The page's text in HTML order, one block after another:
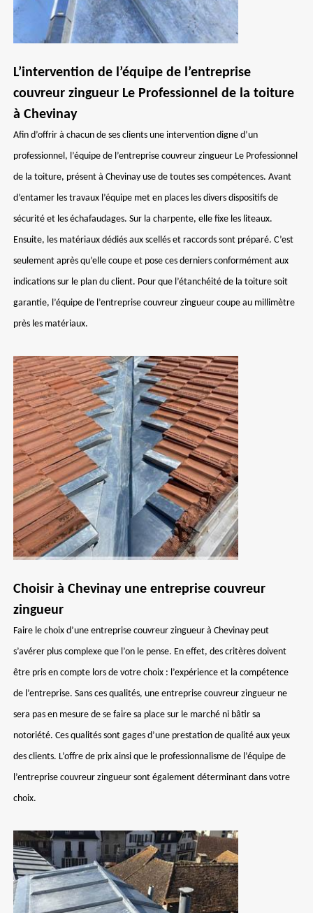
L’intervention de l’équipe de l’entreprise
couvreur zingueur Le Professionnel de la toiture
à Chevinay
Afin d’offrir à chacun de ses clients une intervention digne d’un
professionnel, l’équipe de l’entreprise couvreur zingueur Le Professionnel
de la toiture, présent à Chevinay use de toutes ses compétences. Avant
d’entamer les travaux l’équipe met en places les divers dispositifs de
sécurité et les échafaudages. Sur la charpente, elle fixe les liteaux.
Ensuite, les matériaux dédiés aux scellés et raccords sont préparé. C’est
seulement après qu’elle coupe et pose ces derniers conformément aux
indications sur le plan du client. Pour que l’étanchéité de la toiture soit
garantie, l’équipe de l’entreprise couvreur zingueur coupe au millimètre
près les matériaux.
Choisir à Chevinay une entreprise couvreur
zingueur
Faire le choix d’une entreprise couvreur zingueur à Chevinay peut
s’avérer plus complexe que l’on le pense. En effet, des critères doivent
être pris en compte lors de votre choix : l’expérience et la compétence
de l’entreprise. Sans ces qualités, une entreprise couvreur zingueur ne
sera pas en mesure de se faire sa place sur le marché ni bâtir sa
notoriété. Ces qualités sont gages d’une prestation de qualité aux yeux
des clients. L’offre de prix ainsi que le professionnalisme de l’équipe de
l’entreprise couvreur zingueur sont également déterminant dans votre
choix.